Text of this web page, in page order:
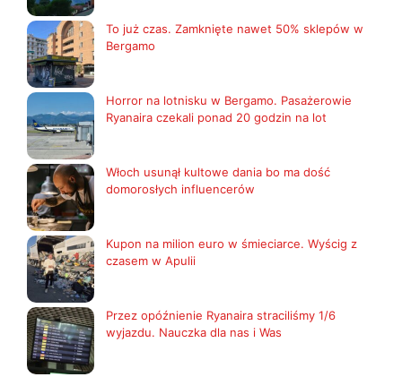
To już czas. Zamknięte nawet 50% sklepów w
Bergamo
Horror na lotnisku w Bergamo. Pasażerowie
Ryanaira czekali ponad 20 godzin na lot
Włoch usunął kultowe dania bo ma dość
domorosłych influencerów
Kupon na milion euro w śmieciarce. Wyścig z
czasem w Apulii
Przez opóźnienie Ryanaira straciliśmy 1/6
wyjazdu. Nauczka dla nas i Was